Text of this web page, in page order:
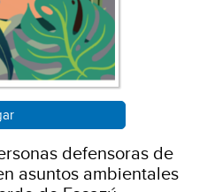
defensoras de
asuntos ambientales